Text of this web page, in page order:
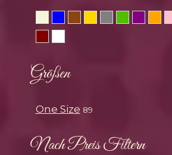
Größen
One Size 89
Nach Preis Filtern